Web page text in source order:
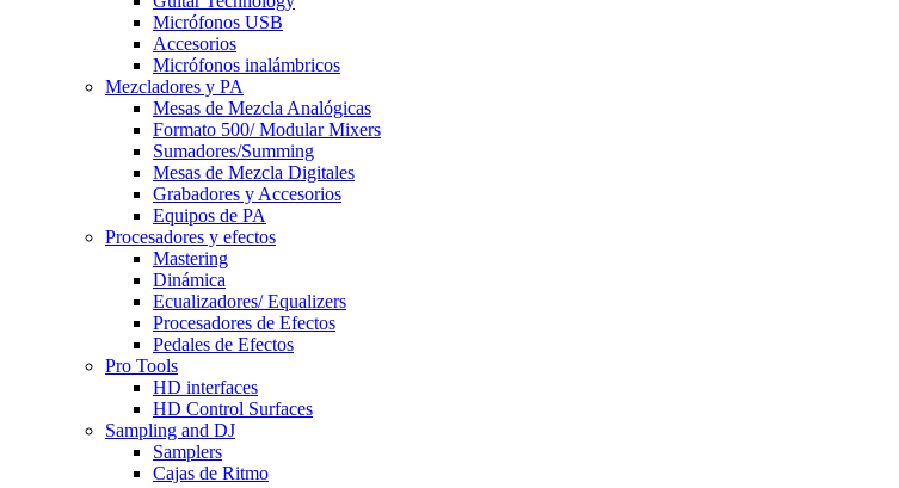
Micrófonos USB
Accesorios
Micrófonos inalámbricos
Mezcladores y PA
Mesas de Mezcla Analógicas
Formato 500/ Modular Mixers
Sumadores/Summing
Mesas de Mezcla Digitales
Grabadores y Accesorios
Equipos de PA
Procesadores y efectos
Mastering
Dinámica
Ecualizadores/ Equalizers
Procesadores de Efectos
Pedales de Efectos
Pro Tools
HD interfaces
HD Control Surfaces
Sampling and DJ
Samplers
Cajas de Ritmo